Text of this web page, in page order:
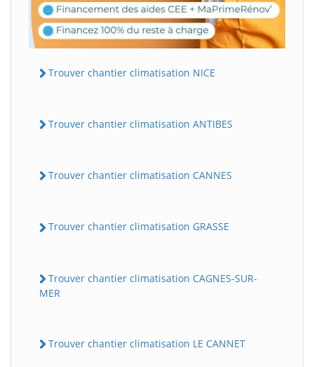
Trouver chantier climatisation NICE
Trouver chantier climatisation ANTIBES
Trouver chantier climatisation CANNES
Trouver chantier climatisation GRASSE
Trouver chantier climatisation CAGNES-SUR-
MER
Trouver chantier climatisation LE CANNET